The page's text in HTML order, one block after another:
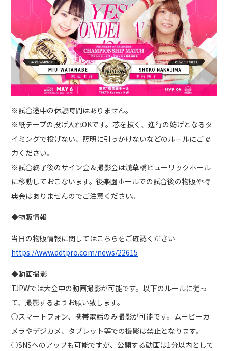
※試合途中の休憩時間はありません。
※紙テープの投げ入れOKです。芯を抜く、進行の妨げとなるタ
イミングで投げない、照明に引っかけないなどのルールにご協
力ください。
※試合終了後のサイン会＆撮影会は浅草橋ヒューリックホール
に移動しておこないます。後楽園ホールでの試合後の物販や特
典会はありませんのでご注意ください。
◆物販情報
当日の物販情報に関してはこちらをご確認ください
https://www.ddtpro.com/news/22615
◆動画撮影
TJPWでは大会中の動画撮影が可能です。以下のルールに従っ
て、撮影するようお願い致します。
○スマートフォン、携帯電話のみ撮影が可能です。ムービーカ
メラやデジカメ、タブレット等での撮影は禁止となります。
○SNSへのアップも可能ですが、公開する動画は1分以内として